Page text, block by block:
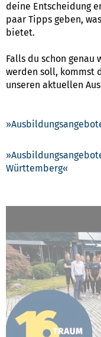
deine Entscheidung
paar Tipps geben,
bietet.
Falls du schon genau
werden soll, kommst
unseren aktuellen
Württemberg